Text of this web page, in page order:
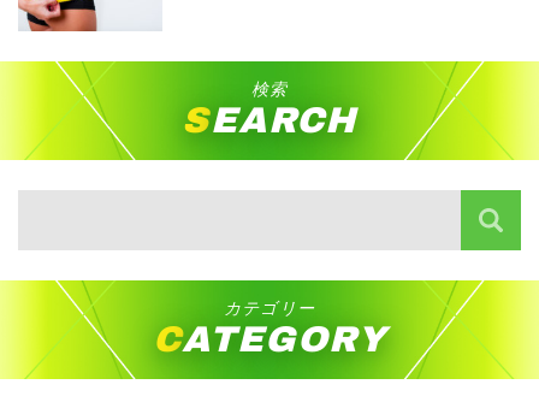
検索
SEARCH
カテゴリー
CATEGORY